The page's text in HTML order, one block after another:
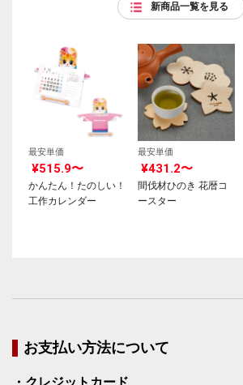
新商品一覧を見る
最安単価
¥515.9〜
かんたん！たのしい！
工作カレンダー
最安単価
¥431.2〜
間伐材ひのき 花暦コ
ースター
お支払い方法について